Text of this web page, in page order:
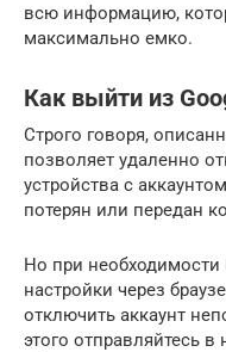
всю информацию,
максимально емко.
Как выйти из
Строго говоря,
позволяет удаленно
устройства с
потерян или передан
Но при необходимости
настройки через
отключить аккаунт
этого отправляйтесь в